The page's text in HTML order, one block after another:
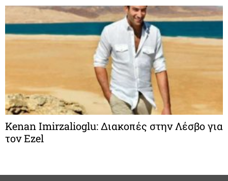
Kenan Imirzalioglu: Διακοπές στην Λέσβο για
τον Ezel